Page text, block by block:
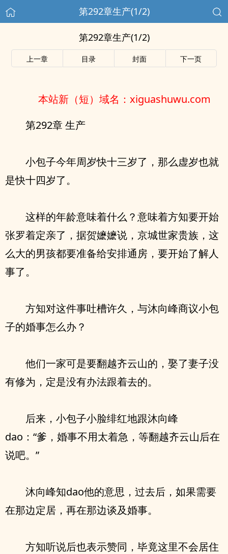
第292章生产(1/2)
第292章生产(1/2)
上一章 目录 封面 下一页
本站新（短）域名：xiguashuwu.com
第292章 生产
小包子今年周岁快十三岁了，那么虚岁也就
是快十四岁了。
这样的年龄意味着什么？意味着方知要开始
张罗着定亲了，据贺嬷嬷说，京城世家贵族，这
么大的男孩都要准备给安排通房，要开始了解人
事了。
方知对这件事吐槽许久，与沐向峰商议小包
子的婚事怎么办？
他们一家可是要翻越齐云山的，娶了妻子没
有修为，定是没有办法跟着去的。
后来，小包子小脸绯红地跟沐向峰
dao：“爹，婚事不用太着急，等翻越齐云山后在
说吧。”
沐向峰知dao他的意思，过去后，如果需要
在那边定居，再在那边谈及婚事。
方知听说后也表示赞同，毕竟这里不会居住